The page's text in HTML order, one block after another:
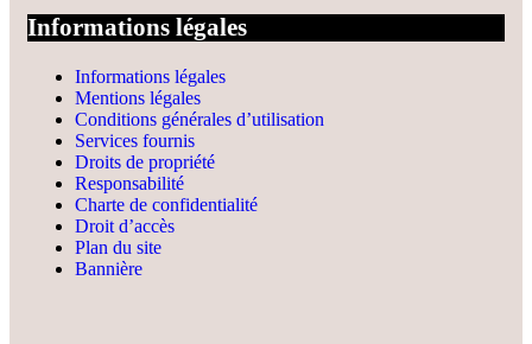
Informations légales
Informations légales
Mentions légales
Conditions générales d’utilisation
Services fournis
Droits de propriété
Responsabilité
Charte de confidentialité
Droit d’accès
Plan du site
Bannière